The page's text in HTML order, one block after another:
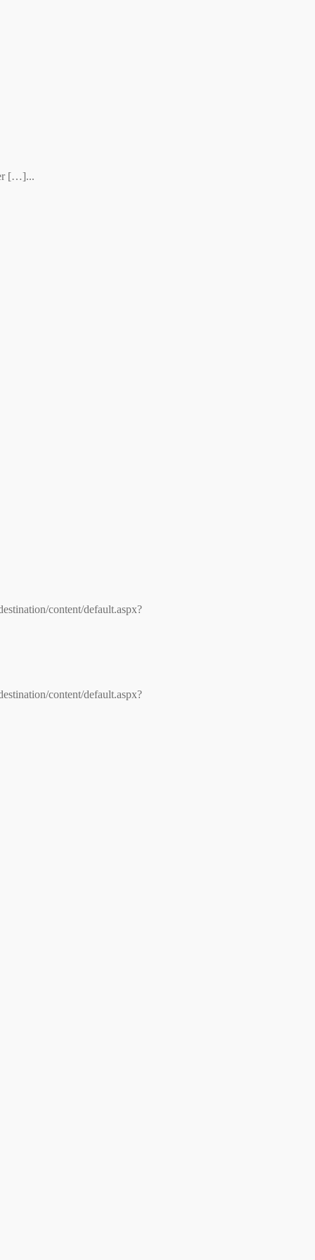
[…]...
content/default.aspx?
content/default.aspx?